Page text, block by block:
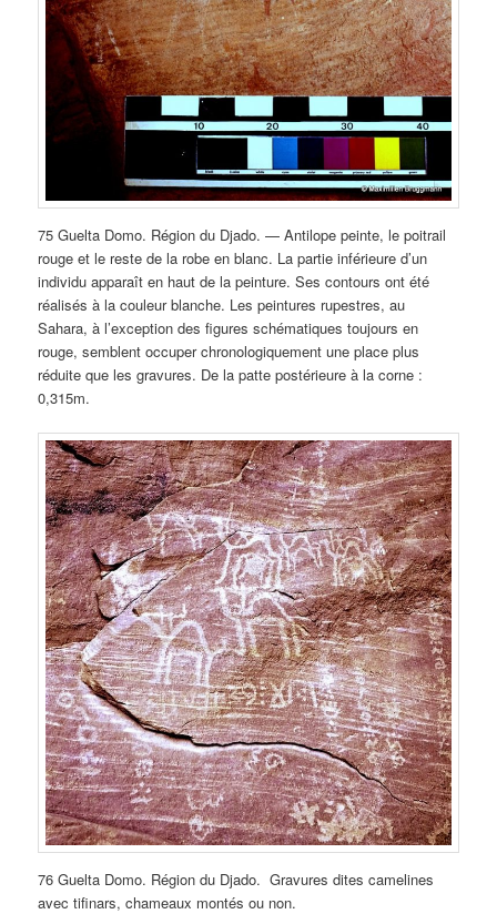
75 Guelta Domo. Région du Djado. — Antilope peinte, le poitrail
rouge et le reste de la robe en blanc. La partie inférieure d’un
individu apparaît en haut de la peinture. Ses contours ont été
réalisés à la couleur blanche. Les peintures rupestres, au
Sahara, à l’exception des figures schématiques toujours en
rouge, semblent occuper chronologiquement une place plus
réduite que les gravures. De la patte postérieure à la corne :
0,315m.
76 Guelta Domo. Région du Djado. Gravures dites camelines
avec tifinars, chameaux montés ou non.